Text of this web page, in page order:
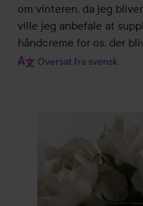
om vinteren, da jeg
ville jeg anbefale at
håndcreme for os, der
Oversat fra svensk